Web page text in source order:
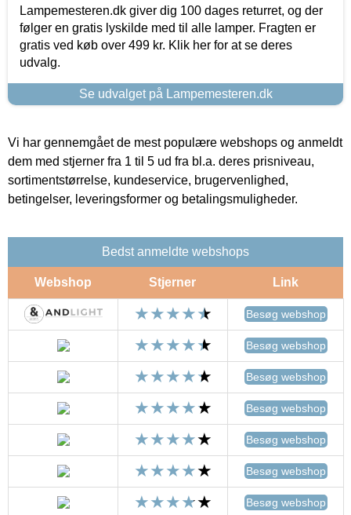
Lampemesteren.dk giver dig 100 dages returret, og der
følger en gratis lyskilde med til alle lamper. Fragten er
gratis ved køb over 499 kr. Klik her for at se deres
udvalg.
Se udvalget på Lampemesteren.dk
Vi har gennemgået de mest populære webshops og anmeldt
dem med stjerner fra 1 til 5 ud fra bl.a. deres prisniveau,
sortimentstørrelse, kundeservice, brugervenlighed,
betingelser, leveringsformer og betalingsmuligheder.
Bedst anmeldte webshops
Webshop Stjerner Link
Besøg webshop
Besøg webshop
Besøg webshop
Besøg webshop
Besøg webshop
Besøg webshop
Besøg webshop